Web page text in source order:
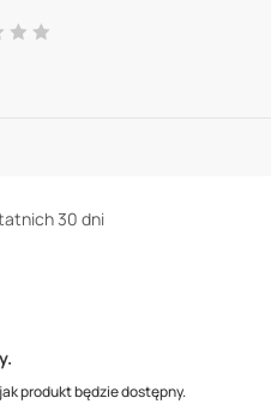
30 dni
produkt będzie dostępny.